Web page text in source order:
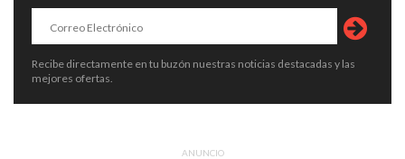
Recibe directamente en tu buzón nuestras noticias destacadas y las
mejores ofertas.
ANUNCIO